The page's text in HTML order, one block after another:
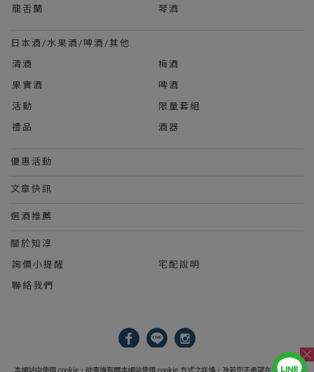
龍舌蘭
琴酒
日本酒/水果酒/啤酒/其他
清酒
梅酒
果實酒
啤酒
活動
限量套組
禮品
酒器
優惠活動
文章快訊
選酒推薦
關於知淳
詢價小提醒
宅配說明
聯絡我們